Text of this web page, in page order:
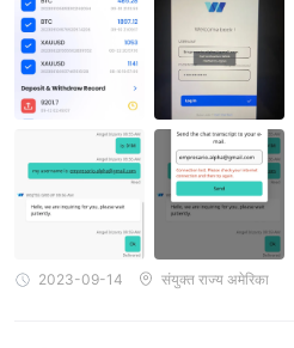
2023-09-14 संयुक्त राज्य अमेरिका